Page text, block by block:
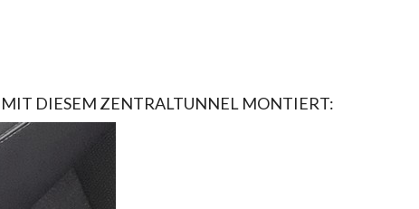
MIT DIESEM ZENTRALTUNNEL MONTIERT: